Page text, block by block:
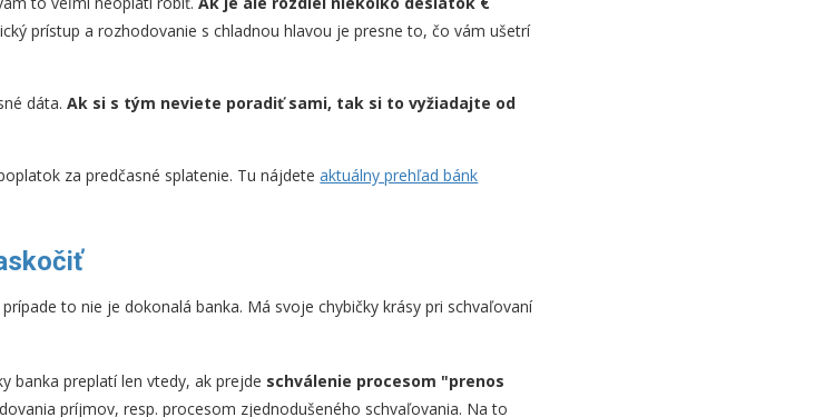
prístup a rozhodovanie s chladnou hlavou je presne to, čo vám ušetrí
dáta. Ak si s tým neviete poradiť sami, tak si to vyžiadajte od
za predčasné splatenie. Tu nájdeteaktuálny prehľad bánk
to nie je dokonalá banka. Má svoje chybičky krásy pri schvaľovaní
banka preplatí len vtedy, ak prejde schválenie procesom "prenos
príjmov, resp. procesom zjednodušeného schvaľovania. Na to